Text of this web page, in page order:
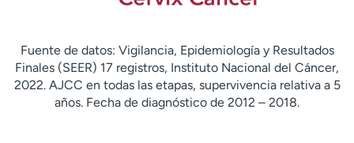
Fuente de datos: Vigilancia, Epidemiología y Resultados
Finales (SEER) 17 registros, Instituto Nacional del Cáncer,
2022. AJCC en todas las etapas, supervivencia relativa a 5
años. Fecha de diagnóstico de 2012 – 2018.